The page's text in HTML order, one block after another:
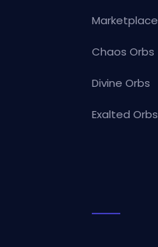
Marketplace
Chaos Orbs
Divine Orbs
Exalted Orbs